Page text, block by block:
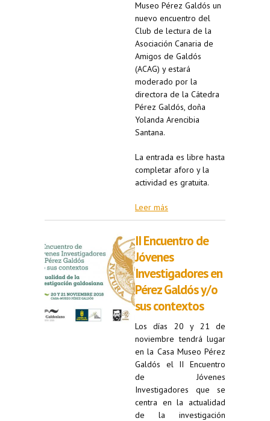
Museo Pérez Galdós un
nuevo encuentro del
Club de lectura de la
Asociación Canaria de
Amigos de Galdós
(ACAG) y estará
moderado por la
directora de la Cátedra
Pérez Galdós, doña
Yolanda Arencibia
Santana.
La entrada es libre hasta
completar aforo y la
actividad es gratuita.
Leer más
II Encuentro de
Jóvenes
Investigadores en
Pérez Galdós y/o
sus contextos
Los días 20 y 21 de
noviembre tendrá lugar
en la Casa Museo Pérez
Galdós el II Encuentro
de Jóvenes
Investigadores que se
centra en la actualidad
de la investigación